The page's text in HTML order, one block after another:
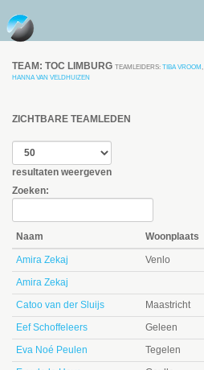
TEAM: TOC LIMBURG TEAMLEIDERS: TIBA VROOM,
HANNA VAN VELDHUIZEN
ZICHTBARE TEAMLEDEN
resultaten weergeven
Zoeken:
Naam Woonplaats
Amira Zekaj Venlo
Amira Zekaj
Catoo van der Sluijs
Maastricht
Eef Schoffeleers
Geleen
Eva Noé Peulen
Tegelen